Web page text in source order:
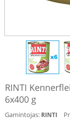
RINTI
6x400 g
Gamintojas: RINTI